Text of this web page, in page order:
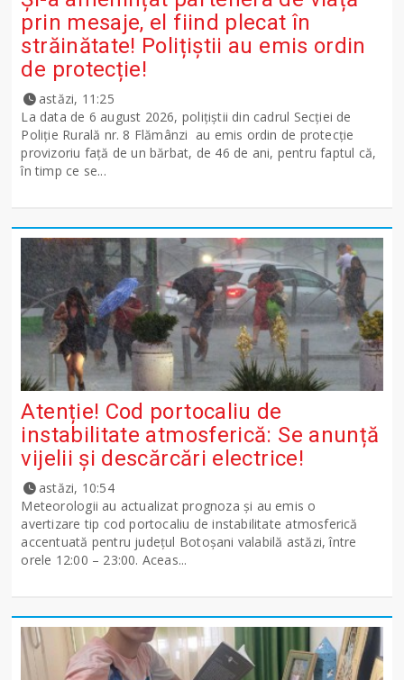
prin mesaje, el fiind plecat în
străinătate! Polițiștii au emis ordin
de protecție!
astăzi, 11:25
La data de 6 august 2026, polițiștii din cadrul Secției de
Poliție Rurală nr. 8 Flămânzi au emis ordin de protecție
provizoriu față de un bărbat, de 46 de ani, pentru faptul că,
în timp ce se...
Atenție! Cod portocaliu de
instabilitate atmosferică: Se anunță
vijelii și descărcări electrice!
astăzi, 10:54
Meteorologii au actualizat prognoza și au emis o
avertizare tip cod portocaliu de instabilitate atmosferică
accentuată pentru județul Botoșani valabilă astăzi, între
orele 12:00 – 23:00. Aceas...